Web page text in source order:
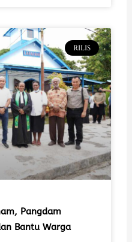
RILIS
Pangdam
Bantu Warga